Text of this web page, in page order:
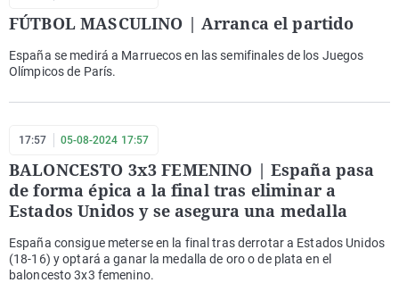
FÚTBOL MASCULINO | Arranca el partido
España se medirá a Marruecos en las semifinales de los Juegos
Olímpicos de París.
17:57 05-08-2024 17:57
BALONCESTO 3x3 FEMENINO | España pasa
de forma épica a la final tras eliminar a
Estados Unidos y se asegura una medalla
España consigue meterse en la final tras derrotar a Estados Unidos
(18-16) y optará a ganar la medalla de oro o de plata en el
baloncesto 3x3 femenino.